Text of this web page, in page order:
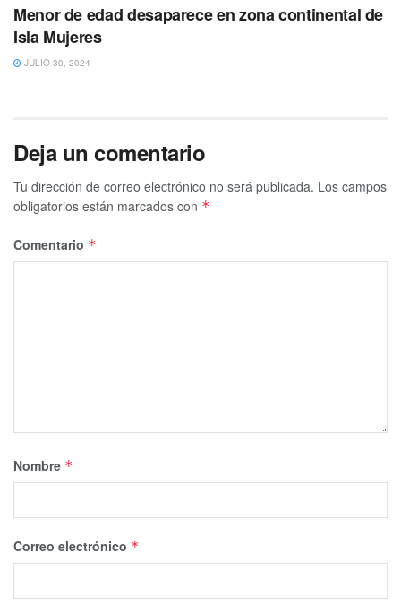
Menor de edad desaparece en zona continental de
Isla Mujeres
JULIO 30, 2024
Deja un comentario
Tu dirección de correo electrónico no será publicada. Los campos
obligatorios están marcados con *
Comentario *
Nombre *
Correo electrónico *